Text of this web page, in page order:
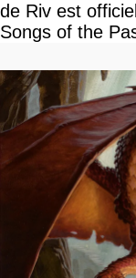
de Riv est
Songs of the